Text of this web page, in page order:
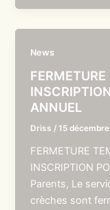
News
ANNUEL
Driss /15
FERMETURE
INSCRIPTION
Parents, Le
crèches sont